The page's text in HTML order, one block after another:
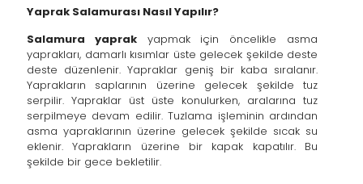
Yaprak Salamurası Nasıl Yapılır?
Salamura yaprakyapmak için öncelikle asma
yaprakları, damarlı kısımlar üste gelecek şekilde deste
deste düzenlenir. Yapraklar geniş bir kaba sıralanır.
Yaprakların saplarının üzerine gelecek şekilde tuz
serpilir. Yapraklar üst üste konulurken, aralarına tuz
serpilmeye devam edilir. Tuzlama işleminin ardından
asma yapraklarının üzerine gelecek şekilde sıcak su
eklenir. Yaprakların üzerine bir kapak kapatılır. Bu
şekilde bir gece bekletilir.